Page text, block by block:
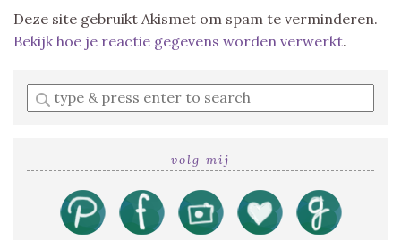
Deze site gebruikt Akismet om spam te verminderen.
Bekijk hoe je reactie gegevens worden verwerkt.
Enter
a
volg mij